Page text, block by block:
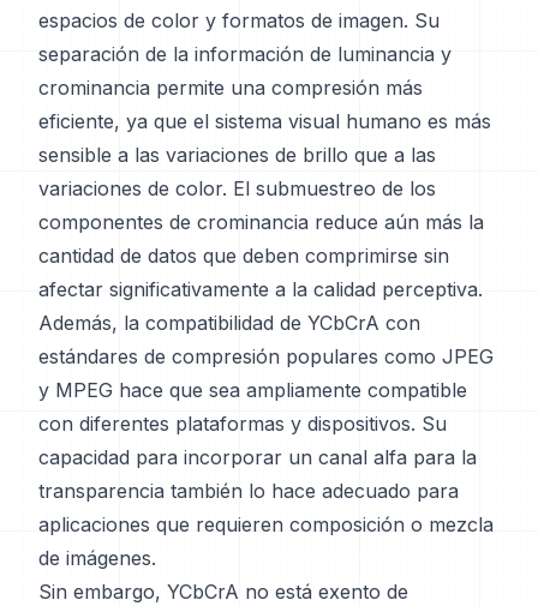
espacios de color y formatos de imagen. Su
separación de la información de luminancia y
crominancia permite una compresión más
eficiente, ya que el sistema visual humano es más
sensible a las variaciones de brillo que a las
variaciones de color. El submuestreo de los
componentes de crominancia reduce aún más la
cantidad de datos que deben comprimirse sin
afectar significativamente a la calidad perceptiva.
Además, la compatibilidad de YCbCrA con
estándares de compresión populares como JPEG
y MPEG hace que sea ampliamente compatible
con diferentes plataformas y dispositivos. Su
capacidad para incorporar un canal alfa para la
transparencia también lo hace adecuado para
aplicaciones que requieren composición o mezcla
de imágenes.
Sin embargo, YCbCrA no está exento de